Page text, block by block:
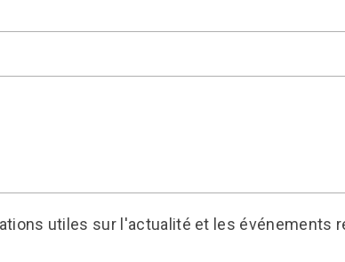
utiles sur l'actualité et les événements